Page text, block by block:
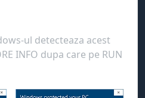
ul detecteaza acest
INFO dupa care pe RUN